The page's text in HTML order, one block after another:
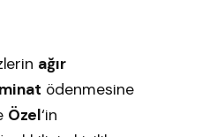
ağır
ödenmesine
Özel‘in